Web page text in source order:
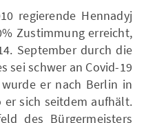
regierende Hennadyj
Zustimmung erreicht,
September durch die
sei schwer an Covid-19
er nach Berlin in
er sich seitdem aufhält.
des Bürgermeisters